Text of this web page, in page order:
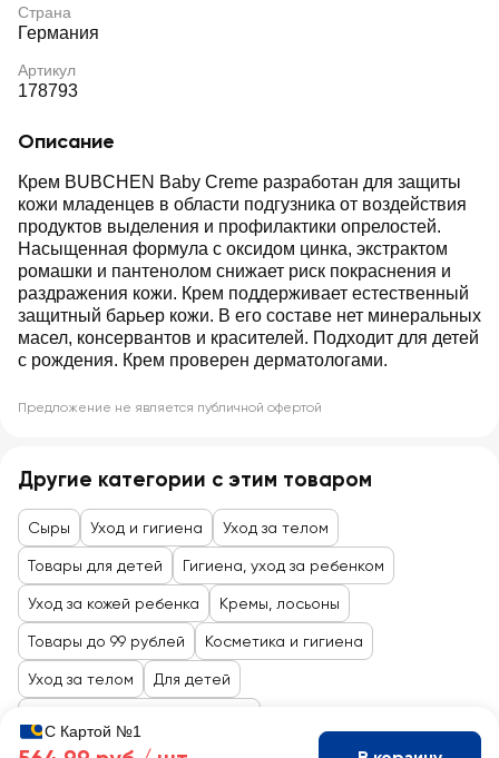
Страна
Германия
Артикул
178793
Описание
Крем BUBCHEN Baby Creme разработан для защиты
кожи младенцев в области подгузника от воздействия
продуктов выделения и профилактики опрелостей.
Насыщенная формула с оксидом цинка, экстрактом
ромашки и пантенолом снижает риск покраснения и
раздражения кожи. Крем поддерживает естественный
защитный барьер кожи. В его составе нет минеральных
масел, консервантов и красителей. Подходит для детей
с рождения. Крем проверен дерматологами.
Предложение не является публичной офертой
Другие категории с этим товаром
Сыры Уход и гигиена Уход за телом
Товары для детей Гигиена, уход за ребенком
Уход за кожей ребенка Кремы, лосьоны
Товары до 99 рублей Косметика и гигиена
Уход за телом Для детей
С Картой №1